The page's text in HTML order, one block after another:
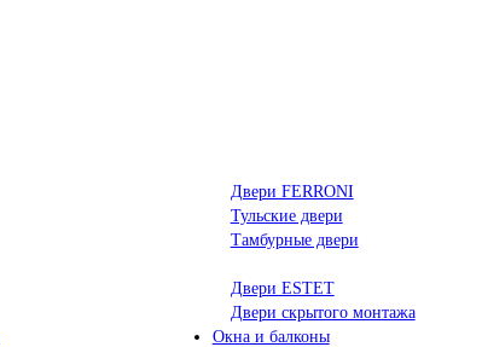
Двери FERRONI
Тульские двери
Тамбурные двери
Двери ESTET
Двери скрытого монтажа
Окна и балконы